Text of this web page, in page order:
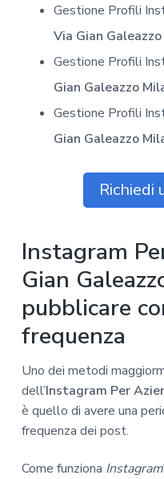
Gestione Profili
Via Gian
Gestione Profili
Gian Galeazzo
Gestione Profili
Gian Galeazzo
Richiedi
Instagram
Gian
pubblicare
frequenza
Uno dei metodi
dell’Instagram Per
è quello di avere una
frequenza dei post.
Come funziona Instagram